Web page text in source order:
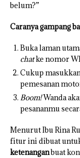
belum?”
Caranya gampang
Buka laman
chatke nomor
Cukup
pemesanan
Boom!Wanda
pesananmu
Menurut Ibu Rina
fitur ini dibuat
ketenanganbuat